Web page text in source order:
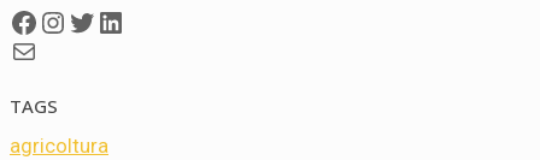
Facebook
Instagram
Twitter
LinkedIn
Mail
TAGS
agricoltura